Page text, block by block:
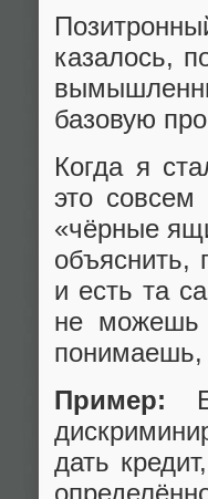
казалось,
базовую
Когда я
это
«чёрные
объяснить,
и есть та
не можешь
понимаешь,
Пример:
дать